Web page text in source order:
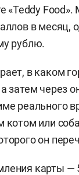
«Teddy
в месяц,
рублю.
в каком
затем через
реального
котом или
он
карты —